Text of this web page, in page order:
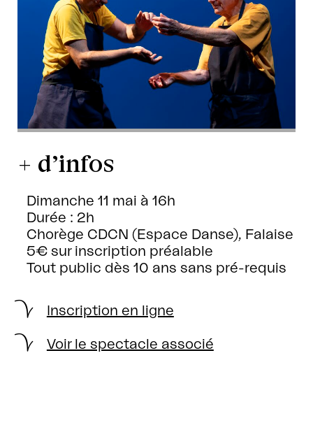
+ d’infos
Dimanche 11 mai à 16h
Durée : 2h
Chorège CDCN (Espace Danse), Falaise
5€ sur inscription préalable
Tout public dès 10 ans sans pré-requis
Inscription en ligne
Voir le spectacle associé